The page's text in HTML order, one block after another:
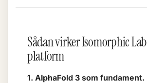
Sådan virker Isomorphic
platform
1. AlphaFold 3 som fundament.